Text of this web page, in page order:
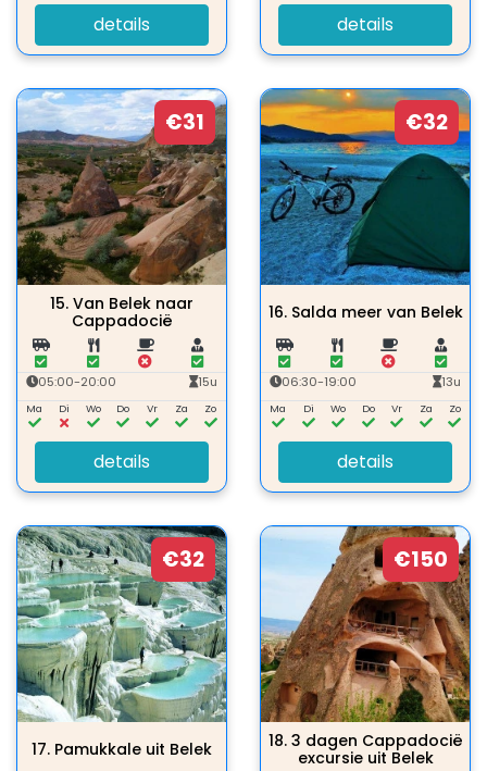
details details
€31
15. Van Belek naar
Cappadocië
05:00-20:00 15u
Ma Di Wo Do Vr Za Zo
details
€32
16. Salda meer van Belek
06:30-19:00 13u
Ma Di Wo Do Vr Za Zo
details
€32
17. Pamukkale uit Belek
€150
18. 3 dagen Cappadocië
excursie uit Belek